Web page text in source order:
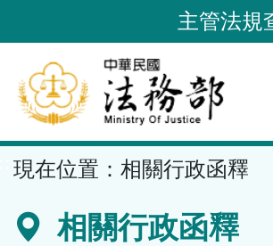
到
要
內
容
區
主管法規
現在位置： 相關行政函釋
相關行政函釋